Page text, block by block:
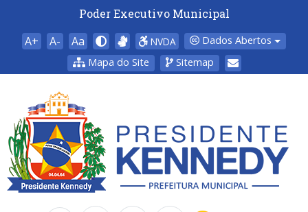
Poder Executivo Municipal
A+ A- Aa NVDA
Dados Abertos
Mapa do Site
Sitemap